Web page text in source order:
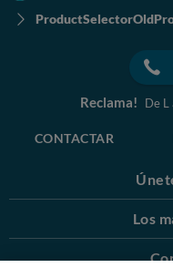
Reclama! De L
CONTACTAR
Los